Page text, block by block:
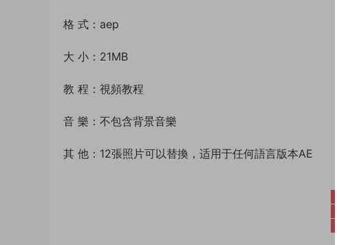
格 式：aep
大 小：21MB
教 程：視頻教程
音 樂：不包含背景音樂
其 他：12張照片可以替換，适用于任何語言版本AE